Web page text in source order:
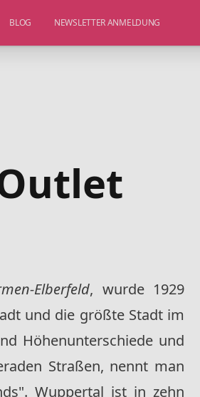
BLOG NEWSLETTER ANMELDUNG
Elberfeld, wurde 1929
und die größte Stadt im
Höhenunterschiede und
Straßen, nennt man
Wuppertal ist in zehn